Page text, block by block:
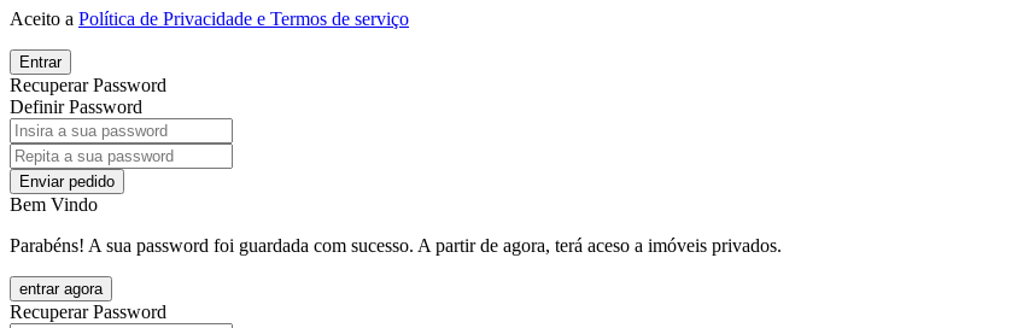
Aceito a Política de Privacidade e Termos de serviço
Entrar
Recuperar Password
Definir Password
Enviar pedido
Bem Vindo
Parabéns! A sua password foi guardada com sucesso. A partir de agora, terá aceso a imóveis privados.
entrar agora
Recuperar Password